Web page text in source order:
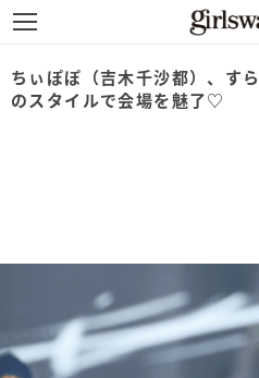
ちぃぽぽ（吉木千沙都）、す
のスタイルで会場を魅了♡